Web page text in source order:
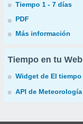
Tiempo 1 - 7 días
PDF
Más información
Tiempo en tu Web
Widget de El tiempo
API de Meteorología